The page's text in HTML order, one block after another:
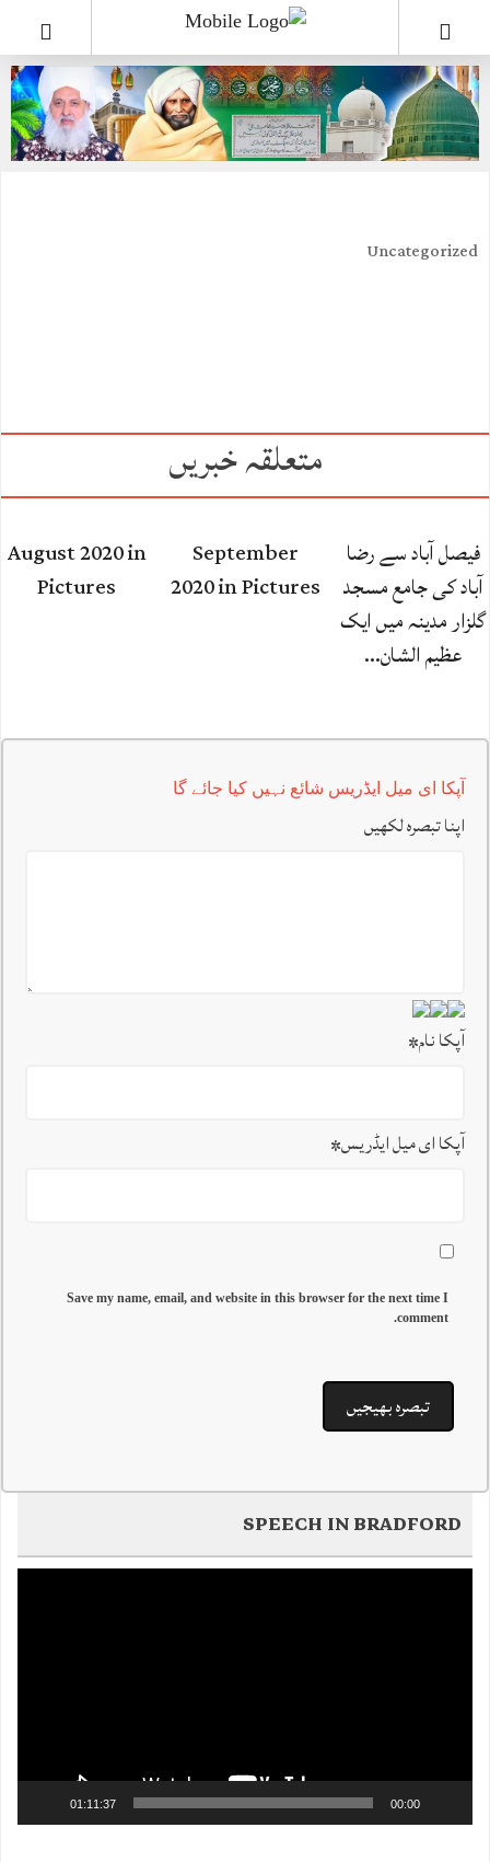
Uncategorized
متعلقہ خبریں
فیصل آباد سے رضا
آباد کی جامع مسجد
گلزار مدینہ میں ایک
عظیم الشان…
September
2020 in Pictures
August 2020 in
Pictures
آپکا ای میل ایڈریس شائع نہیں کیا جائے گا
اپنا تبصرہ لکھیں
آپکا نام*
آپکا ای میل ایڈریس*
Save my name, email, and website in this browser for the next time I
comment.
SPEECH IN BRADFORD
00:00
01:11:37